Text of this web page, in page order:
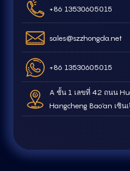
+86 13530605015
sales@szzhongda.net
+86 13530605015
A ชั้น 1 เลขที่ 42 ถนน
Hangcheng Bao'an เซิน